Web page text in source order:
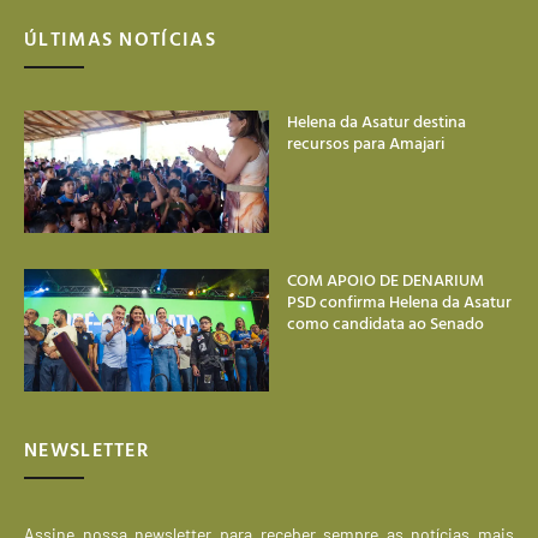
ÚLTIMAS NOTÍCIAS
Helena da Asatur destina
recursos para Amajari
COM APOIO DE DENARIUM
PSD confirma Helena da Asatur
como candidata ao Senado
NEWSLETTER
Assine nossa newsletter para receber sempre as notícias mais